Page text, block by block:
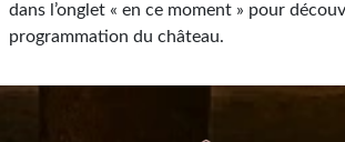
dans l’onglet « en ce moment » pour
programmation du château.